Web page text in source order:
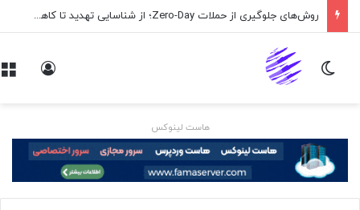
روش‌های جلوگیری از حملات Zero-Day؛ از شناسایی تهدید تا کاهش ریسک
تغییر پوسته
هاست لینوکس